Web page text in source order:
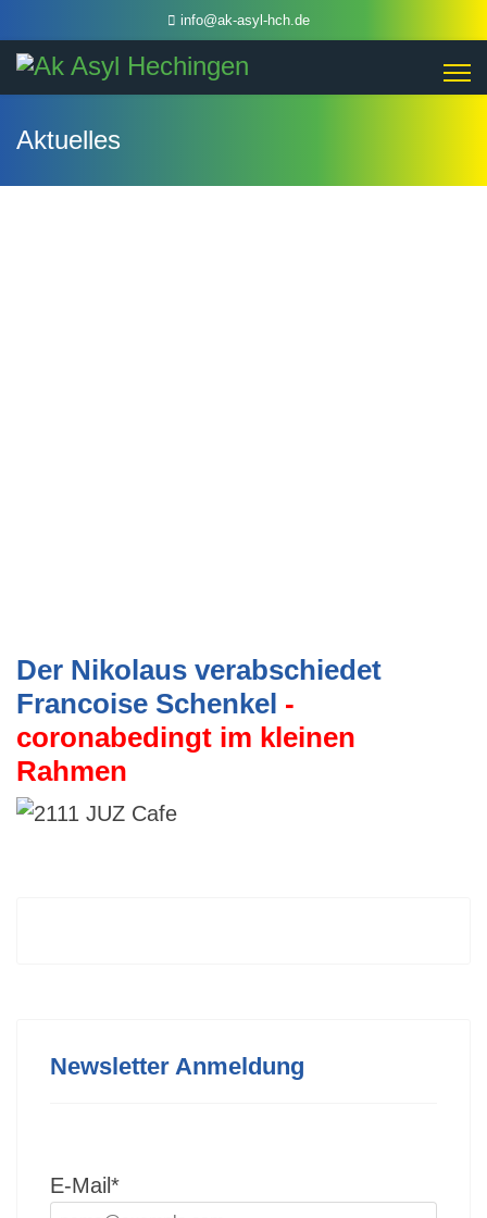
info@ak-asyl-hch.de
Aktuelles
Der Nikolaus verabschiedet
Francoise Schenkel -
coronabedingt im kleinen
Rahmen
Newsletter Anmeldung
E-Mail*